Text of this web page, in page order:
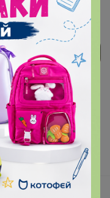
Реклама